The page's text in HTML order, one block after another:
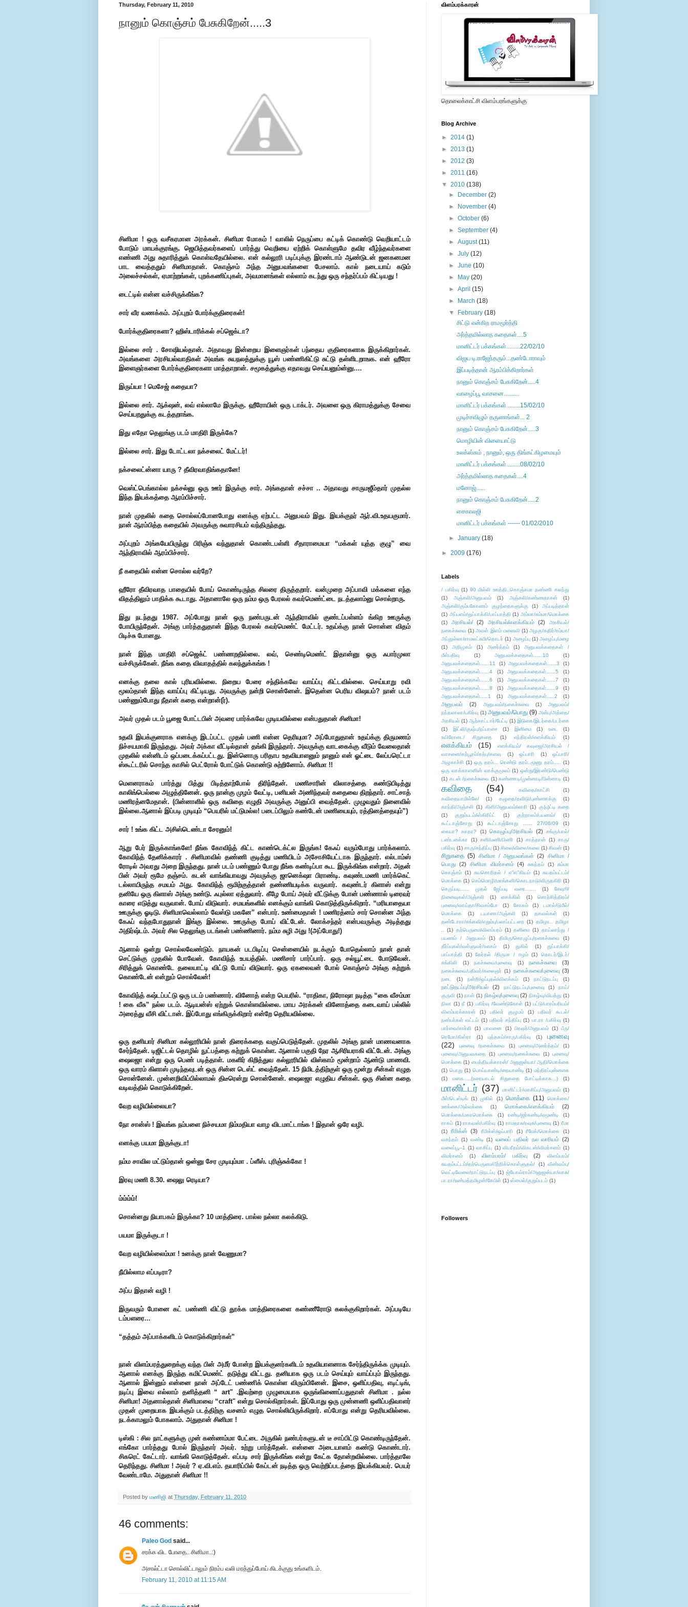
Thursday, February 11, 2010
நானும் கொஞ்சம் பேசுகிறேன்.....3
சினிமா ! ஒரு வசீகரமான அரக்கன். சினிமா மோகம் ! வாலில் நெருப்பை கட்டிக் கொண்டு வெறியாட்டம்
போடும் மாயக்குரங்கு. ஜெயித்தவர்களைப் பார்த்து வெறியை ஏற்றிக் கொள்ளுமே தவிர வீழ்ந்தவர்களை
எண்ணி அது சுதாரித்துக் கொள்வதேயில்லை. என் கல்லூரி படிப்புக்கு இரண்டாம் ஆண்டுடன் ஜனகனமன
பாட வைத்ததும் சினிமாதான். கொஞ்சம் அந்த அனுபவங்களை பேசலாம். கால் நடையாய் கடும்
அலைச்சல்கள், ஏமாற்றங்கள், புறக்கணிப்புகள், அவமானங்கள் எல்லாம் கடந்து ஒரு சந்தர்ப்பம் கிட்டியது !
டைட்டில் என்ன வச்சிருக்கீங்க?
சார் வீர வணக்கம். அப்புறம் போர்க்குதிரைகள்!
போர்க்குதிரைகளா? ஹிஸ்டாரிக்கல் சப்ஜெக்டா?
இல்லை சார் . சோஷியல்தான். அதாவது இன்றைய இளைஞர்கள் பந்தைய குதிரைகளாக இருக்கிறார்கள்.
அவங்களை அரசியல்வாதிகள் அவங்க சுயநலத்துக்கு யூஸ் பண்ணிகிட்டு சுட்டு தள்ளிடறாஙக. என் ஹீரோ
இளைஞர்களை போர்க்குதிரைகளா மாத்தாறான். சமூகத்துக்கு எதாவது செய்யனும்ன்னு....
இருய்யா ! மெசேஜ் கதையா?
இல்லை சார். ஆக்‌ஷன், லவ் எல்லாமே இருக்கு. ஹீரோயின் ஒரு டாக்டர். அவளை ஒரு கிராமத்துக்கு சேவை
செய்யறதுக்கு கடத்தறாங்க.
இது எதோ தெலுங்கு படம் மாதிரி இருக்கே?
இல்லை சார். இது டோட்டலா நக்சலைட் மேட்டர்!
நக்சலைட்ன்னா யாரு ? தீவிரவாதிங்கதானே!
வெஸ்ட்பெங்கால்ல நக்சல்னு ஒரு ஊர் இருக்கு சார். அங்கதான் சச்சா .. அதாவது சாருமஜீம்தார் முதல்ல
இந்த இயக்கத்தை ஆரம்பிச்சார்.
நான் முதலில் கதை சொல்லப்போனபோது எனக்கு ஏற்பட்ட அனுபவம் இது. இயக்குநர் ஆர்.வி.உதயகுமார்.
நான் ஆரம்பித்த கதையில் அவருக்கு சுவாரசியம் வந்திருந்தது.
அப்புறம் அங்கயேயிருந்து பிரிஞ்சு வந்துதான் கொண்டபள்ளி சீதாராமையா “மக்கள் யுத்த குழு” வை
ஆந்திராவில் ஆரம்பிச்சார்.
நீ கதையில் என்ன சொல்ல வர்றே?
ஹீரோ தீவிரவாத பாதையில் போய் கொண்டிருந்த சிலரை திருத்தறார். வன்முறை அப்பாவி மக்களை எந்த
விதத்திலும் பாதிக்க கூடாது. அதானாலே ஒரு நம்ம ஒரு பேரலல் கவர்மெண்ட்டை நடத்தலாம்னு சொல்றாரு.
இது நடந்தது 1987. அப்போது நான் ஒரு நண்பருடன் ஆந்திராவில் குண்டப்பள்ளம் ங்கிற ஊருக்கு
போயிருந்தேன். அங்கு பார்த்ததுதான் இந்த பேரலல் கவர்மெண்ட் மேட்டர். உதய்க்கு நான் சொன்ன விதம்
பிடிச்சு போனது.
நான் இந்த மாதிரி சப்ஜெக்ட் பண்ணறதில்லை. லவ், செண்டிமெண்ட் இதான்னு ஒரு ஃபார்முலா
வச்சிருக்கேன். நீங்க கதை விவாதத்தில் கலந்துக்கங்க !
எனக்கு தலை கால் புரியவில்லை. நிறைய பேரை சந்திக்கவே வாய்ப்பு கிட்டவில்லை. செய்யாறு ரவி
மூலம்தான் இந்த வாய்ப்பு கிட்டியது. அவருக்கு நன்றி சொன்னேன். இதென்ன பெரிய விஷயம்? நான் படம்
பண்ணும்போது நீதான் கதை என்றான்(ர்).
அவர் முதல் படம் பூஜை போட்டபின் அவரை பார்க்கவே முடியவில்லை என்பதுதான் சினிமா!
உதவி இயக்குனராக எனக்கு இடப்பட்ட முதல் பணி என்ன தெரியுமா? அப்போதுதான் உதய்க்கு திருமணம்
நிச்சயமாகி இருந்தது. அவர் அக்கா வீட்டில்தான் தங்கி இருந்தார். அவருக்கு வாடகைக்கு வீடும் வேலைதான்
முதலில் என்னிடம் ஒப்படைக்கப்பட்டது. இன்னொரு பரிதாப உதவியாளனும் நானும் என் ஓட்டை லேப்பரெட்டா
ஸ்கூட்டரில் சொந்த காசில் பெட்ரோல் போட்டுக் கொண்டு சுற்றினோம். சினிமா !!
மெளனராகம் பார்த்து பித்து பிடித்தாற்போல் திரிந்தேன். மணிசாரின் விலாசத்தை கண்டுபிடித்து
காலிங்பெல்லை அழுத்தினேன். ஒரு நான்கு முழம் வேட்டி, பனியன் அணிந்தவர் கதைவை திறந்தார். சாட்சாத்
மணிரத்னமேதான். (பின்னாளில் ஒரு கவிதை எழுதி அவருக்கு அனுப்பி வைத்தேன். முழுவதும் நினைவில்
இல்லை.ஆனால் இப்படி முடியும் “பெயரில் மட்டுமல்ல! படைப்பிலும் கண்டேன் மணியையும், ரத்தினத்தையும்”)
சார் ! உங்க கிட்ட அசிஸ்டெண்டா சேரனும்!
ஆறு பேர் இருக்காங்களே! நீங்க கோவிந்த் கிட்ட காண்டெக்ட்ல இருங்க! கேஃப் வரும்போது பார்க்கலாம்.
கோவிந்த் தேனிக்காரர் . சினிமாவில் தண்ணி குடித்து மணியிடம் அசோசியேட்டாக இருந்தார். எல்டாம்ஸ்
ரோடில் அவரது அறை இருந்தது. நான் படம் பண்ணும் போது நீங்க கண்டிப்பா கூட இருக்கிங்க என்றார். அதன்
பின் அவர் ரூமே தஞ்சம். கடன் வாங்கியாவது அவருக்கு ஜானெக்‌ஷா பிராண்டி. கவுண்டமணி மார்க்கெட்
டல்லாயிருந்த சமயம் அது. கோவிந்த் ரூமிற்குத்தான் தண்ணியடிக்க வருவார். கவுண்டர் கிளாஸ் என்று
தனியே ஒரு கிளாஸ் அங்கு உண்டு. ஃபுல்லா ஏத்துவார். கீழே போய் அவர் வீட்டுக்கு போன் பண்ணால் டிரைவர்
காரை எடுத்து வருவான். போய் விடுவார். சமயங்களில் எனக்கும் வாங்கி கொடுத்திருக்கிறார். “மரியாதையா
ஊருக்கு ஓடிடு. சினிமாவெல்லாம் வேஸ்டு மகனே” என்பார். உண்மைதான் ! மணிரத்னம் சார் சொன்ன அந்த
கேஃப் வந்தபோதுநான் இங்கு இல்லை. ஊருக்கு போய் விட்டேன். லோக்சந்தர் என்பவருக்கு அடித்தது
அதிர்ஷ்டம். அவர் சில தெலுங்கு படங்கள் பண்ணினார். நம்ம சுழி அது !(அப்போது!)
ஆனால் ஒன்று சொல்லவேண்டும். நாயகன் படபிடிப்பு சென்னையில் நடக்கும் போதெல்லாம் நான் தான்
செட்டுக்கு முதலில் போவேன். கோவிந்த் உபயத்தில். மணிசார் பார்ப்பார். ஒரு சல்யூட்டை போடுவேன்.
சிரித்துக் கொண்டே தலையாட்டி விட்டு போய் விடுவார். ஒரு ஏகலைவன் போல் கொஞ்சம் அங்கு கற்றுக்
கொண்டேன் என்றும் சொல்வேன்!
கோவிந்த் கஷ்டப்பட்டு ஒரு படம் பண்ணார். வினோத் என்ற பெயரில். “ராதிகா, நிரோஷா நடித்த “கை வீசம்மா
! கை வீசு” நல்ல படம். ஆடியன்ஸ் ஏற்றுக் கொள்ளவில்லை. மாய அரக்கன் வினோத்தை கடைவாய் பல்லில்
அரைத்து வீசி விட்டான். இப்போது எங்கிருக்கிறார் என்றே தெரியவில்லை.
ஒரு தனியார் சினிமா கல்லூரியில் நான் திரைக்கதை வகுப்பெடுத்தேன். முதலில் அங்கு நான் மாணவனாக
சேர்ந்தேன். டிஜிட்டல் தொழில் நுட்பத்தை கற்றுக் கொள்ள. ஆனால் பகுதி நேர ஆசிரியராகி விட்டேன். அங்கு
ஷைலஜா என்று ஒரு பெண் படித்தாள். மகளிர் கிறித்துவ கல்லூரியில் விஸ்காம் மூன்றாம் ஆண்டு மாணவி.
ஒரு வாரம் கிளாஸ் முடிந்தவுடன் ஒரு சின்ன டெஸ்ட் வைத்தேன். 15 நிமிடத்திற்குள் ஒரு மூன்று சீன்கள் எழுத
சொன்னேன். முன்னறிவிப்பில்லாமல் திடீரென்று சொன்னேன். ஷைலஜா எழுதிய சீன்கள். ஒரு சின்ன கதை
வடிவத்தில் கொடுக்கிறேன்.
வேற வழியில்லையா?
நோ சான்ஸ் ! இவங்க நம்பளை நிச்சயமா நிம்மதியா வாழ விடமாட்டாங்க ! இதான் ஒரே வழி.
எனக்கு பயமா இருக்குடா!
நம்ம சாவில மட்டும்தான் ஒன்னு சேர முடியும்மா . ப்ளீஸ். புரிஞ்சுக்கோ !
இரவு மணி 8.30. ஷைலு ரெடியா?
ம்ம்ம்ம்!
சொன்னது நியாபகம் இருக்கா? 10 மாத்திரை. பால்ல நல்லா கலக்கிடு.
பயமா இருக்குடா !
வேற வழியில்லைம்மா ! உனக்கு நான் வேணுமா?
நீயில்லாம எப்படிரா?
அப்ப இதான் வழி !
இருவரும் போனை கட் பண்ணி விட்டு தூக்க மாத்திரைகளை கண்ணீரோடு கலக்குகிறார்கள். அப்படியே
டம்பளரை...
“தத்தம் அப்பாக்களிடம் கொடுக்கிறார்கள்”
நான் விளம்பரத்துறைக்கு வந்த பின் அமீர் போன்ற இயக்குனர்களிடம் உதவியாளனாக சேர்ந்திருக்க்க முடியும்.
ஆனால் எனக்கு இருந்த கமிட்மெண்ட் தடுத்து விட்டது. தனியாக ஒரு படம் செய்யும் வாய்ப்பும் இருந்தது.
ஆனால் இன்னும் என்னை நான் அப்டேட் பண்ணிக் கொள்ள விரும்பினேன். இசை, ஒளிப்பதிவு, எடிட்டிங்,
நடிப்பு இவை எல்லாம் தனித்தனி “ art" .இவற்றை முழுமையாக ஒருங்கிணைப்பதுதான் சினிமா . நல்ல
சினிமா! அதனால்தான் சினிமாவை “craft" என்று சொல்கிறார்கள். இப்போது ஒரு முன்னணி ஒளிப்பதிவாளர்
முதன் முறையாக இயக்கும் படத்திற்கு வசனம் எழுத சொல்லியிருக்கிறார். எப்போது என்று தெரியவில்லை.
நடக்காமலும் போகலாம். அதுதான் சினிமா !
டிஸ்கி : சில நாட்களுக்கு முன் கண்ணம்மா பேட்டை அருகில் நண்பர்களுடன் டீ சாப்பிட்டு கொண்டிருந்தேன்.
எங்கோ பார்த்தது போல் இருந்தார் அவர். உற்று பார்த்தேன். என்னை அடையாளம் கண்டு கொண்டார்.
சிகரெட் கேட்டார். வாங்கி கொடுத்தேன். எப்படி சார் இருக்கீங்க என்று கேட்க தோன்றவில்லை. பார்த்தாலே
தெரிந்தது. சினிமா ! அவர் ? ஏ.வி.எம். தயாரிப்பில் கேப்டன் நடித்த ஒரு வெற்றிப்படத்தை இயக்கியவர். பெயர்
வேண்டாமே. அதுதான் சினிமா !!
Posted by மணிஜி at Thursday, February 11, 2010
46 comments:
Paleo God said...
சரக்க விட போதை.. சினிமா..:)
அசால்ட்டா சொல்லிட்டாலும் நிரம்ப வலி மரத்துப்போய் கிடக்குது உங்களிடம்.
February 11, 2010 at 11:15 AM
விளம்பரக்காரன்
தொலைக்காட்சி விளம்பரங்களுக்கு
Blog Archive
► 2014 (1)
► 2013 (1)
► 2012 (3)
► 2011 (16)
▼ 2010 (138)
►
December(2)
►
November(4)
►October(6)
►September(4)
►August(11)
►July(12)
►June(10)
►
May(20)
►April(15)
►
March(18)
▼
February(18)
சிட்டு என்கிற ராமமூர்த்தி
அர்த்தமில்லாத கதைகள்....5
மானிட்டர் பக்கங்கள்.........22/02/10
விஜய டி.ராஜேந்தரும்...தண்டோராவும்
இப்படித்தான் ஆரம்பிக்கிறார்கள்
நானும் கொஞ்சம் பேசுகிறேன்.....4
வாழைப்பூ வாசனை..........
மானிட்டர் பக்கங்கள்.........15/02/10
முடிச்சவிழும் தருணங்கள்... 2
நானும் கொஞ்சம் பேசுகிறேன்.....3
மொழியின் விளையாட்டு
உலக்ஸ்சும் , நானும், ஒரு திங்கட்கிழமையும்
மானிட்டர் பக்கங்கள்.........08/02/10
அர்த்தமில்லாத கதைகள்....4
மனோஜ்......
நானும் கொஞ்சம் பேசுகிறேன்.....2
சைகாலஜி
மானிட்டர் பக்கங்கள் ------ 01/02/2010
►January(18)
► 2009 (176)
Labels
/ பகிர்வு (1) 90 மில்லி ஊத்தி..கொஞ்சமா தண்ணி கலந்து
(1)
அஞ்சலி/அனுபவம் (1) அஞ்சலி/கண்ணதாசன்
(1)
அஞ்சலி/கும்பகோணம் குழந்தைகளுக்கு
(1)
அப்படித்தான்
(1) அப்பளம்/துப்பாக்கி/பாப்பாத்தி (1) அம்மா/சும்மா/மொக்கை
(1)
அரசியல்/ (2) அரசியல்/எளக்கியம் (2)
அரசியல்/
நகைச்சுவை (1) அவள் இளம் மனைவி (1) அழகு/கதிர்/ரம்யா/
அப்துல்லா/ராமலட்சுமி/தொடர் (1) அழைப்பு (1) அழைப்பு/மழை
(1)
அறிமுகம் (1) அனர்த்தம் (1)
அனுபவக்கதைகள் /
மீள்பதிவு
(1) அனுபவக்கதைகள்......10
(1)
அனுபவக்கதைகள்......11
(1) அனுபவக்கதைகள்......3
(1)
அனுபவக்கதைகள்......4
(1) அனுபவக்கதைகள்......5
(1)
அனுபவக்கதைகள்......6
(1) அனுபவக்கதைகள்......7
(1)
அனுபவக்கதைகள்......8
(1) அனுபவக்கதைகள்......9
(1)
அனுபவக்கதைகள்.....1
(1) அனுபவக்கதைகள்.....2 (1)
அனுபவம் (2) அனுபவம்/நகைச்சுவை (1)
அனுபவம்/
நந்தலாலா/பகிர்வு (1) அனுபவம்/பொது (9) அன்பு/அத்தை/
அரசியல் (1) ஆற்காட்டார்/பேட்டி (1) இடுகை/இடர்கை/படர்கை
(1)
இட்லி/குஷ்பு/நப்பாசை (1) இனிமை (1) உடை
(1)
உயிரோடை/ சிறுகதை
(1) எந்திரன்/எளக்கியம் (1)
எளக்கியம் (15)
எளக்கியம்/ கவுஜை/அரசியல் /
வாசனை/கற்பூரம்/கற்பு/களவு
(1) ஒப்பாரி (1)
ஒப்பாரி/
அழுகாச்சி (1) ஒரு தரம்... ரெண்டு தரம்..மூணு தரம்..... (1)
ஒரு வாக்காளனின் வாக்குமூலம் (1) ஒன்று/இரண்டு/பெண்டு
(1) கடன் /நகைச்சுவை (1) கண்ணாடி/முன்னாடி/பின்னாடி (1)
கவிதை (54) கவிதை/காட்சி
(1)
கவிதையாமில்லே/
(1) கழுதை/தவிடு/புண்ணாக்கு
(1)
காந்தி/அஞ்சலி (1) கிளி/அனுபவம்/லாரி (1) கு(பு)ட்டி கதை
(1)
குறும்படம்/ஸ்கிரிப்ட் (1) குற்றாலம்/பயணம்/
(1)
கூட்டாஞ்சோறு
(1) கூட்டாஞ்சோறு ...... 27/06/09
(1)
கையா? காதா?
(1) கொழுப்பு/அரசியல் (2)
சங்கு/பால்/
டண்டனக்கா
(1) சனி/மணி/பிணி (1) சாத்தான் (1) சாரு/
பகிர்வு (1) சாரு/சந்திப்பு (1) சிலை/விலை/கலை (1) சிவன் (1)
சிறுகதை (5) சினிமா / அனுபவங்கள் (2)
சினிமா /
பொது (2) சினிமா விமர்சனம் (4) சுகந்தம் (1)
சும்மா
கொஞ்சம் (1) சுயசொறிதல் / எ”ள”கியம் (1) சுயதம்பட்டம்/
மொக்கை (1) செம்மொழி/மாங்கனி/கொடநாடு/விருதகிரி (1)
செருப்படி...... முதல் ஜேப்படி வரை.......
(1)
சேஷூ/
நினைவுகள்/அஞ்சலி
(1) சைக்கிள் (1)
சொற்சித்திரம்/
புனைவு/வாய்தா/சிவசம்போ
(1) சோகம் (1)
டமால்/டுமீல்/
மொக்கை
(1) டயானா/அஞ்சலி (1) தகவல்கள்
(1)
தண்டோரா/சங்கவி/எறும்பு/பலாப்பட்டறை (1) தமிழா.. தமிழா
.. (1) தற்பெருமை/விளம்பரம் (1) தனிமை (1) தாய்லாந்து /
பயணம் / அனுபவம்
(1) திமிரு/கொழுப்பு/நகைச்சுவை
(1)
தீர்ப்புகள்/வள்ளுவர்/உலகம்
(1) துகில் (1)
துப்பாக்கி/
பாப்பாத்தி
(1) தேர்தல் /திருமா / ஈழம் (1)
தொடர்/இடர்/
சங்கிலி
(1) நகச்சுவை/புனைவு (1) நகைச்சுவை (3)
நகைச்சுவை/பதிவர்/கலைஞர் (1) நகைச்சுவை/புனைவு (3)
நடை (1) நன்றி/ஒப்புதல்/விளக்கம் (1) நாட்டுநடப்பு (1)
நாட்டுநடப்பு/அரசியல் (2) நாட்டுநடப்பு/புனைவு (1)
நாய்/
குருவி (1) நான் (1) நிகழ்வு/புனைவு (2) நிகழ்வு/விபத்து (1)
நிலா (1) நீ (1) பகிர்வு /வேண்டுகோள் (1) பட்டு/பாரம்பரியம்/
விளம்பரக்காரன்
(1) பதிவர் குழுமம் (1)
பதிவர் கூடல்/
நண்பர்கள் வட்டம் (1) பதிவர் சந்திப்பு (1) பா.ரா /பகிர்வு (1)
பார்வை/சார்லி
(1) பாவனை (1) பிரஷர்/அனுபவம் (1) பீரு/
ரெமோ/கிஸ்ரா
(1) புத்தகம்/சாரு/பகிர்வு (1)
புனைவு
(22)
புனைவு /நகைச்சுவை (1) புனைவு/அனர்த்தம்/
(1)
புனைவு/அனுபவகதை (1) புனைவு/நகைச்சுவை (1) புனைவு/
மொக்கை (1) பைத்தியக்காரன்/ அனுஜன்யா/ ஆதி/மொக்கை
(1) பொது (1) பொய்யாண்டி/நையாண்டி (1) மந்திரப்புன்னகை
(1)
மனசு.....(உரையாடல் சிறுகதை போட்டிக்காக...) (1)
மானிட்டர் (37) மானிட்டர்/வாசிப்பு/அனுபவம் (1)
மீள்/டெஸ்டிங் (1) முகில் (1) மொக்கை (11) மொக்கை/
ஊக்கை/அல்லக்கை
(1) மொக்கை/எளக்கியம் (2)
மொக்கை/மகாமொக்கை (1) ரண்டி/ஜர்கண்டி/ஏமூண்டி
(1)
ராகம் (1) ராகவன்/பகிர்வு (1) ராமதாசு/ரவுசு/புனைவு (1) ரீமா
(1)
ரீமிக்ஸ் (3) ரீமிக்ஸ்/ஒப்பாரி (1) ரீமேக்/மொக்கை
(1)
வசந்தம் (1) வண்டி (1) வலைப் பதிவர் நல வாரியம் (2)
வலைப்பூ--1 (1) வாசிப்பு (1) விபரீதம்/விகடன்/விமர்சனம் (1)
விமர்சனம்
(1) விளம்பரம்/ பகிர்வு (2)
விளம்பரம்/
சுயதம்பட்டம்/தற்பெருமை/பீற்றிக்கொள்ளுதல்/
(1) வீண்வம்பு/
வெட்டிவேலை/நாட்டுநடப்பு (1) ஜ்யோவ்ராம்/அனுஜன்யா/வாசு/
பா.ரா/உண்மத்தமிழன்/கேபிள் (1) ஸ்மைல்/குறும்படம் (1)
Followers